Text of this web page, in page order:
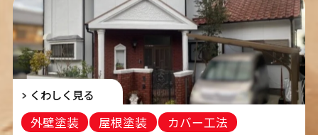
くわしく見る
外壁塗装 屋根塗装
カバー工法